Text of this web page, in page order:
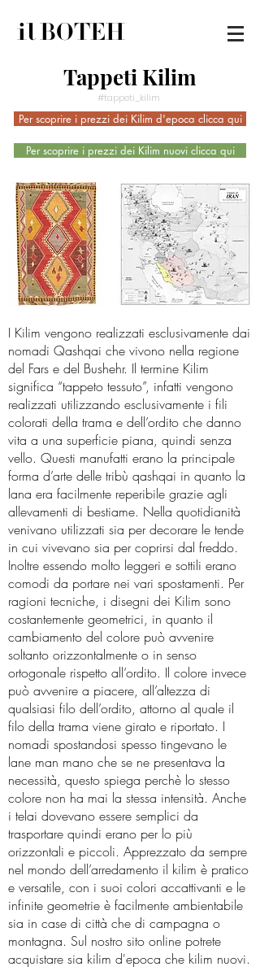
il BOTEH
Tappeti Kilim
#tappeti_kilim
Per scoprire i prezzi dei Kilim d'epoca clicca qui
Per scoprire i prezzi dei Kilim nuovi clicca qui
I Kilim vengono realizzati esclusivamente dai
nomadi Qashqai che vivono nella regione
del Fars e del Bushehr. Il termine Kilim
significa “tappeto tessuto”, infatti vengono
realizzati utilizzando esclusivamente i fili
colorati della trama e dell’ordito che danno
vita a una superficie piana, quindi senza
vello. Questi manufatti erano la principale
forma d’arte delle tribù qashqai in quanto la
lana era facilmente reperibile grazie agli
allevamenti di bestiame. Nella quotidianità
venivano utilizzati sia per decorare le tende
in cui vivevano sia per coprirsi dal freddo.
Inoltre essendo molto leggeri e sottili erano
comodi da portare nei vari spostamenti. Per
ragioni tecniche, i disegni dei Kilim sono
costantemente geometrici, in quanto il
cambiamento del colore può avvenire
soltanto orizzontalmente o in senso
ortogonale rispetto all’ordito. Il colore invece
può avvenire a piacere, all’altezza di
qualsiasi filo dell’ordito, attorno al quale il
filo della trama viene girato e riportato. I
nomadi spostandosi spesso tingevano le
lane man mano che se ne presentava la
necessità, questo spiega perchè lo stesso
colore non ha mai la stessa intensità. Anche
i telai dovevano essere semplici da
trasportare quindi erano per lo più
orizzontali e piccoli. Apprezzato da sempre
nel mondo dell’arredamento il kilim è pratico
e versatile, con i suoi colori accattivanti e le
infinite geometrie è facilmente ambientabile
sia in case di città che di campagna o
montagna. Sul nostro sito online potrete
acquistare sia kilim d'epoca che kilim nuovi.